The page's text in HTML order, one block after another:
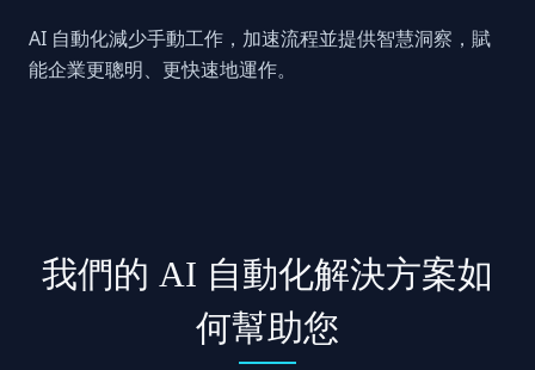
AI 自動化減少手動工作，加速流程並提供智慧洞察，賦
能企業更聰明、更快速地運作。
我們的 AI 自動化解決方案如
何幫助您